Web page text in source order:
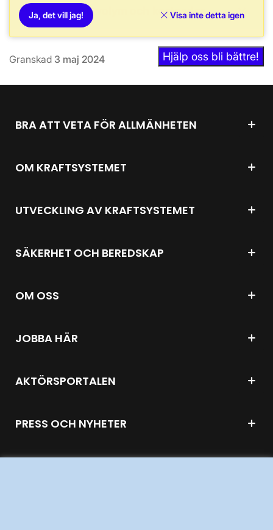
FFR - Avropad volym och kostnader
Granskad 3 maj 2024
Ja, det vill jag! Visa inte detta igen
Hjälp oss bli bättre!
BRA ATT VETA FÖR ALLMÄNHETEN
OM KRAFTSYSTEMET
UTVECKLING AV KRAFTSYSTEMET
SÄKERHET OCH BEREDSKAP
OM OSS
JOBBA HÄR
AKTÖRSPORTALEN
PRESS OCH NYHETER